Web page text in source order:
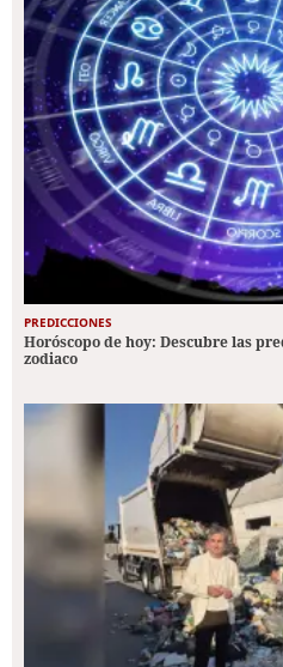
PREDICCIONES
Horóscopo de hoy: Descubre las
zodiaco